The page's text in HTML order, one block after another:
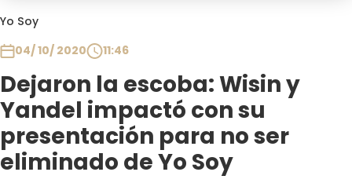
Yo Soy
04/ 10/ 2020
11:46
Dejaron la escoba: Wisin y
Yandel impactó con su
presentación para no ser
eliminado de Yo Soy
Contigo en Directo
Plan Perfecto
El Tiempo
Sabingo
Todos Los Programas